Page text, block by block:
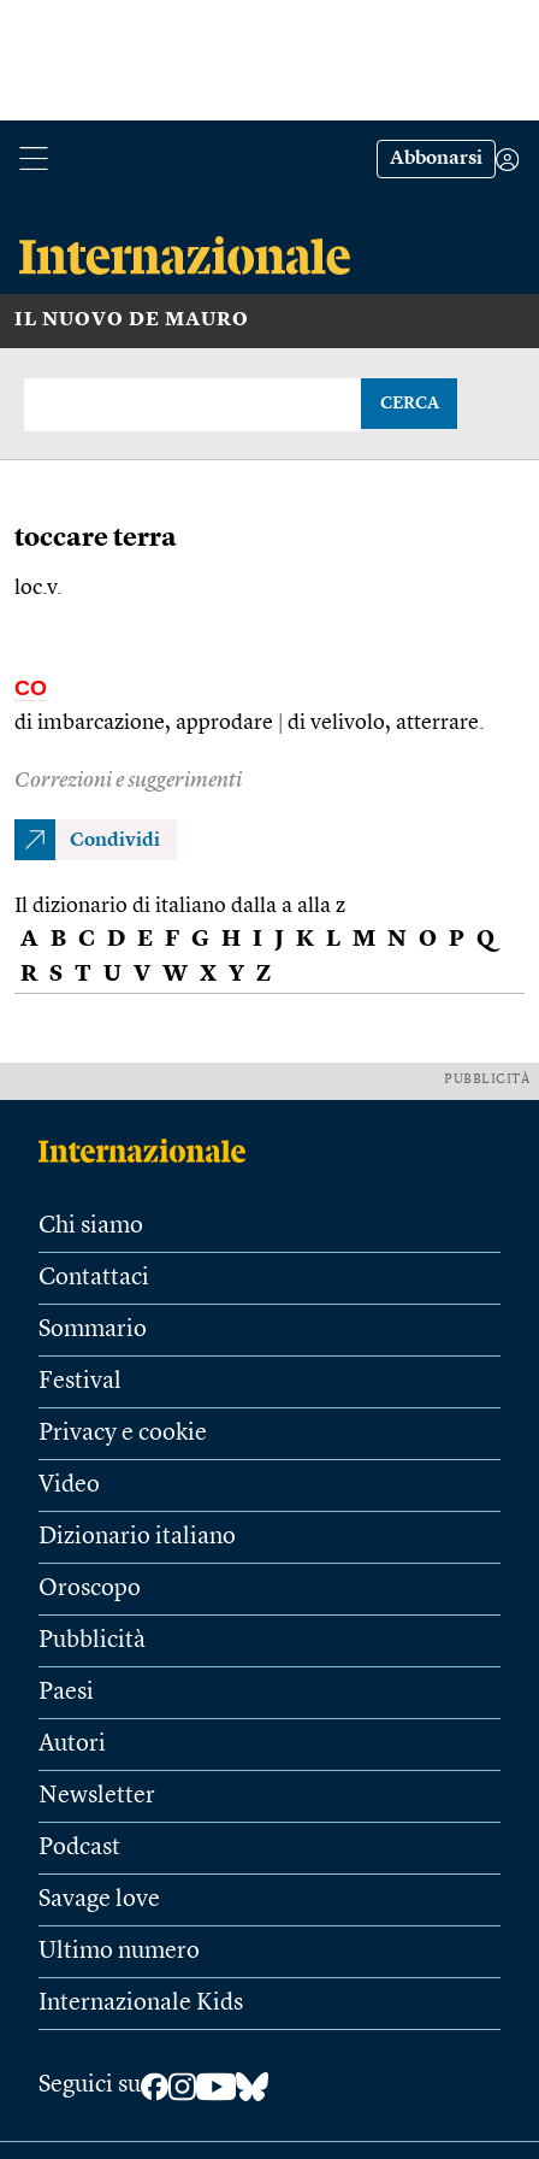
Abbonarsi
IL NUOVO DE MAURO
CERCA
toccare terra
loc.v.
CO
di imbarcazione, approdare di velivolo, atterrare.
Correzioni e suggerimenti
Condividi
Il dizionario di italiano dalla a alla z
A B C D E F G H I J K L M N O P Q
R S T U V W X Y Z
PUBBLICITÀ
Chi siamo
Contattaci
Sommario
Festival
Privacy e cookie
Video
Dizionario italiano
Oroscopo
Pubblicità
Paesi
Autori
Newsletter
Podcast
Savage love
Ultimo numero
Internazionale Kids
Seguici su